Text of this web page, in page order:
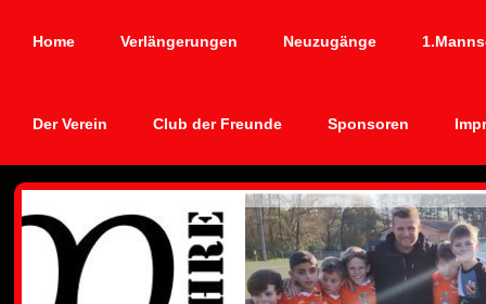
Home Verlängerungen Neuzugänge
Der Verein Club der Freunde Sponsoren